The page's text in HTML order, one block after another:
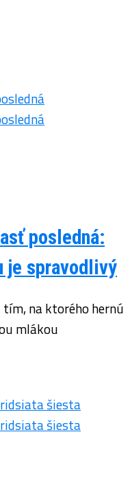
posledná:
je spravodlivý
na ktorého hernú
mlákou